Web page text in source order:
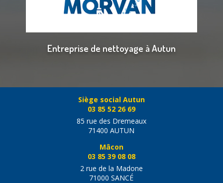
Entreprise de nettoyage à Autun
Siège social Autun
03 85 52 26 69
85 rue des Dremeaux
71400 AUTUN
Mâcon
03 85 39 08 08
2 rue de la Madone
71000 SANCÉ